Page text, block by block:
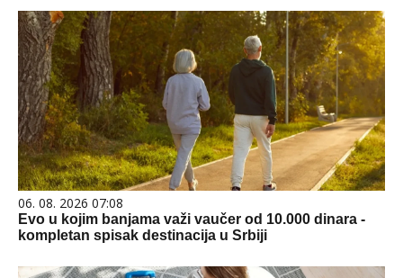
06. 08. 2026 07:08
Evo u kojim banjama važi vaučer od 10.000 dinara -
kompletan spisak destinacija u Srbiji